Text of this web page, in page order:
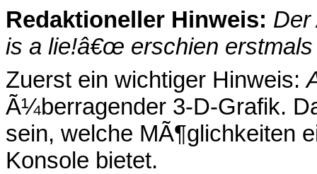
Redaktioneller Hinweis: Der
is a lie!â€œ erschien
Zuerst ein wichtiger Hinweis:
Ã¼berragender 3-D-Grafik.
sein, welche MÃ¶glichkeiten
Konsole bietet.